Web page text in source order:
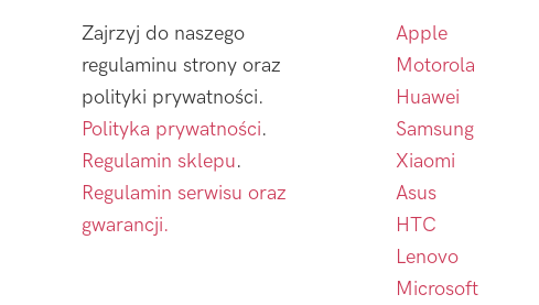
Zajrzyj do naszego
regulaminu strony oraz
polityki prywatności.
Polityka prywatności.
Regulamin sklepu.
Regulamin serwisu oraz
gwarancji.
Apple
Motorola
Huawei
Samsung
Xiaomi
Asus
HTC
Lenovo
Microsoft